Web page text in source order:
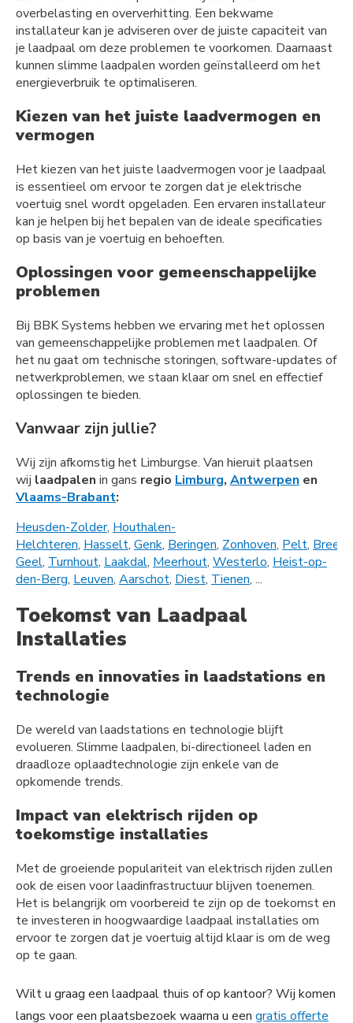
overbelasting en oververhitting. Een bekwame
installateur kan je adviseren over de juiste capaciteit van
je laadpaal om deze problemen te voorkomen. Daarnaast
kunnen slimme laadpalen worden geïnstalleerd om het
energieverbruik te optimaliseren.
Kiezen van het juiste laadvermogen en
vermogen
Het kiezen van het juiste laadvermogen voor je laadpaal
is essentieel om ervoor te zorgen dat je elektrische
voertuig snel wordt opgeladen. Een ervaren installateur
kan je helpen bij het bepalen van de ideale specificaties
op basis van je voertuig en behoeften.
Oplossingen voor gemeenschappelijke
problemen
Bij BBK Systems hebben we ervaring met het oplossen
van gemeenschappelijke problemen met laadpalen. Of
het nu gaat om technische storingen, software-updates of
netwerkproblemen, we staan klaar om snel en effectief
oplossingen te bieden.
Vanwaar zijn jullie?
Wij zijn afkomstig het Limburgse. Van hieruit plaatsen
wij laadpalen in gans regio Limburg, Antwerpen en
Vlaams-Brabant:
Heusden-Zolder, Houthalen-
Helchteren, Hasselt, Genk, Beringen, Zonhoven, Pelt, Bree
Geel, Turnhout, Laakdal, Meerhout, Westerlo, Heist-op-
den-Berg, Leuven, Aarschot, Diest, Tienen, ...
Toekomst van Laadpaal
Installaties
Trends en innovaties in laadstations en
technologie
De wereld van laadstations en technologie blijft
evolueren. Slimme laadpalen, bi-directioneel laden en
draadloze oplaadtechnologie zijn enkele van de
opkomende trends.
Impact van elektrisch rijden op
toekomstige installaties
Met de groeiende populariteit van elektrisch rijden zullen
ook de eisen voor laadinfrastructuur blijven toenemen.
Het is belangrijk om voorbereid te zijn op de toekomst en
te investeren in hoogwaardige laadpaal installaties om
ervoor te zorgen dat je voertuig altijd klaar is om de weg
op te gaan.
Wilt u graag een laadpaal thuis of op kantoor? Wij komen
langs voor een plaatsbezoek waarna u een gratis offerte